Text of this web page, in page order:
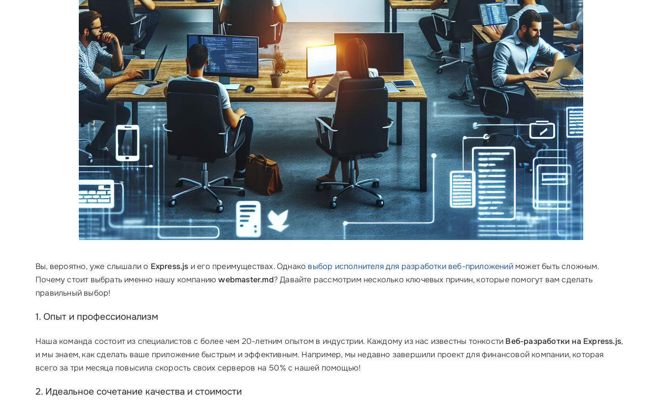
Вы, вероятно, уже слышали о Express.js и его преимуществах. Однако выбор исполнителя для разработки веб-приложенийможет быть сложным.
Почему стоит выбрать именно нашу компаниюwebmaster.md? Давайте рассмотрим несколько ключевых причин, которые помогут вам сделать
правильный выбор!
1. Опыт и профессионализм
Наша команда состоит из специалистов с более чем 20-летним опытом в индустрии. Каждому из нас известны тонкости Веб-разработки на Express.js,
и мы знаем, как сделать ваше приложение быстрым и эффективным. Например, мы недавно завершили проект для финансовой компании, которая
всего за три месяца повысила скорость своих серверов на 50% с нашей помощью!
2. Идеальное сочетание качества и стоимости